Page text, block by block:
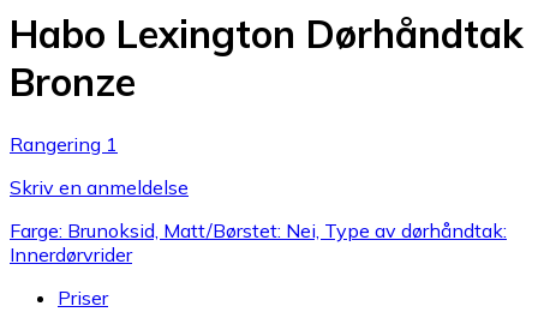
Habo Lexington Dørhåndtak
Bronze
Rangering 1
Skriv en anmeldelse
Farge: Brunoksid, Matt/Børstet: Nei, Type av dørhåndtak:
Innerdørvrider
Priser